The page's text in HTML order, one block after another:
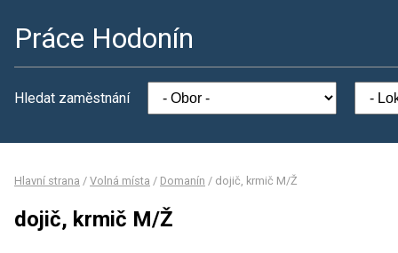
Práce Hodonín
Hledat zaměstnání
Hlavní strana / Volná místa / Domanín / dojič, krmič M/Ž
dojič, krmič M/Ž